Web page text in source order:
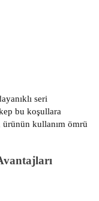
seri
bu koşullara
kullanım ömrü